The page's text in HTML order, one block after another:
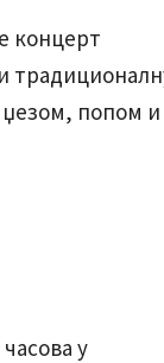
концерт
попом и
у